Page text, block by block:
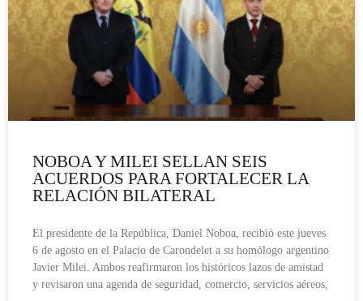
NOBOA Y MILEI SELLAN SEIS
ACUERDOS PARA FORTALECER LA
RELACIÓN BILATERAL
El presidente de la República, Daniel Noboa, recibió este jueves
6 de agosto en el Palacio de Carondelet a su homólogo argentino
Javier Milei. Ambos reafirmaron los históricos lazos de amistad
y revisaron una agenda de seguridad, comercio, servicios aéreos,